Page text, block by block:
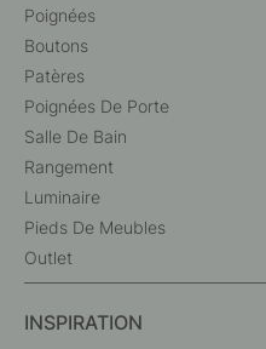
Poignées
Boutons
Patères
Poignées De Porte
Salle De Bain
Rangement
Luminaire
Pieds De Meubles
Outlet
INSPIRATION